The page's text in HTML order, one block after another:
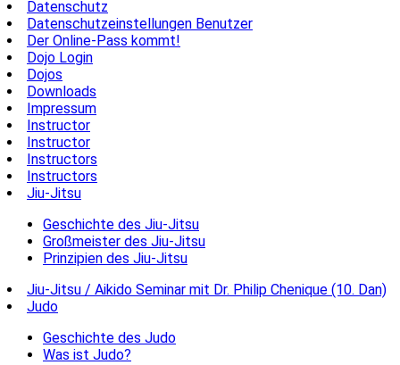
Datenschutz
Datenschutzeinstellungen Benutzer
Der Online-Pass kommt!
Dojo Login
Dojos
Downloads
Impressum
Instructor
Instructor
Instructors
Instructors
Jiu-Jitsu
Geschichte des Jiu-Jitsu
Großmeister des Jiu-Jitsu
Prinzipien des Jiu-Jitsu
Jiu-Jitsu / Aikido Seminar mit Dr. Philip Chenique (10. Dan)
Judo
Geschichte des Judo
Was ist Judo?